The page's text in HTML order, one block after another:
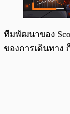
ทีมพัฒนาของ
ของการเดินทาง